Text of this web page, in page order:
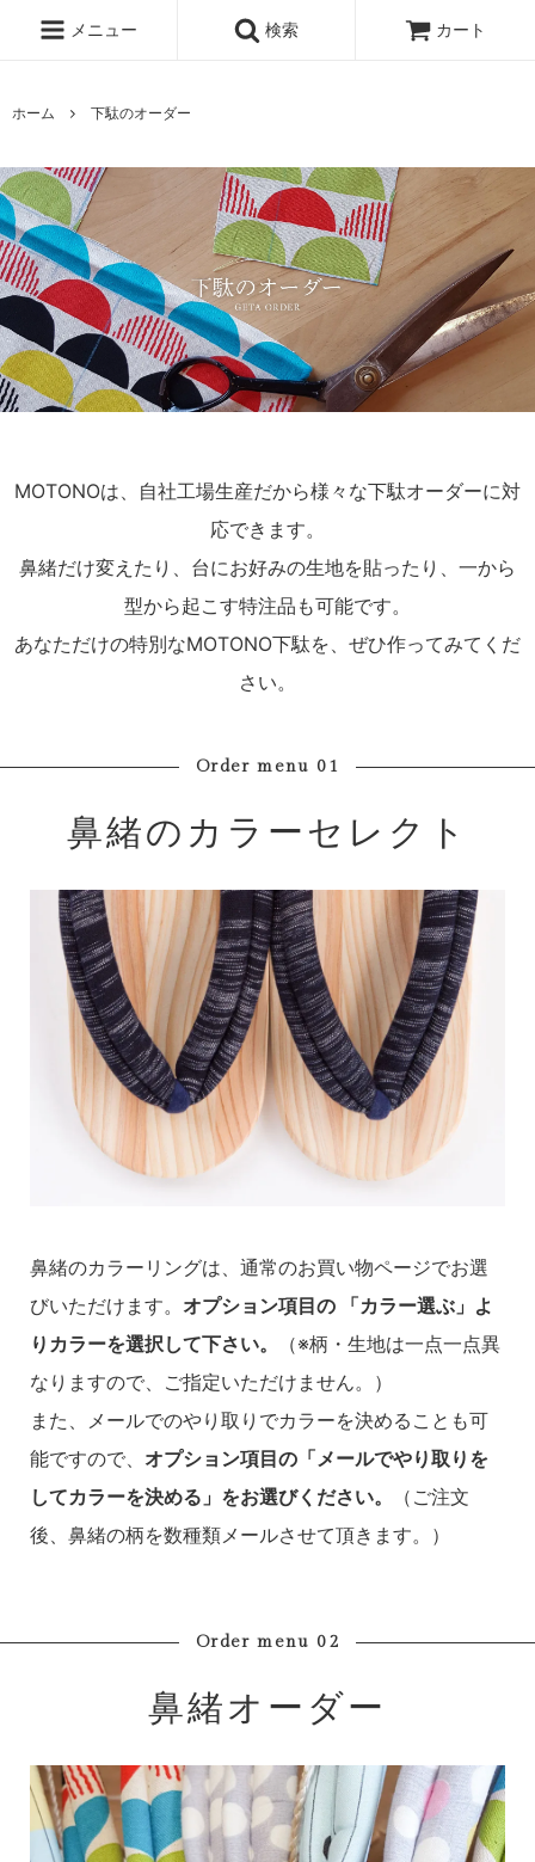
メニュー 検索 カート
ホーム 下駄のオーダー
MOTONOは、自社工場生産だから様々な下駄オーダーに対
応できます。
鼻緒だけ変えたり、台にお好みの生地を貼ったり、一から
型から起こす特注品も可能です。
あなただけの特別なMOTONO下駄を、ぜひ作ってみてくだ
さい。
Order menu 01
鼻緒のカラーセレクト
鼻緒のカラーリングは、通常のお買い物ページでお選
びいただけます。 オプション項目の 「カラー選ぶ」よ
りカラーを選択して下さい。
（※柄・生地は一点一点異
なりますので、ご指定いただけません。）
また、メールでのやり取りでカラーを決めることも可
能ですので、 オプション項目の「メールでやり取りを
してカラーを決める」をお選びください。
（ご注文
後、鼻緒の柄を数種類メールさせて頂きます。）
Order menu 02
鼻緒オーダー